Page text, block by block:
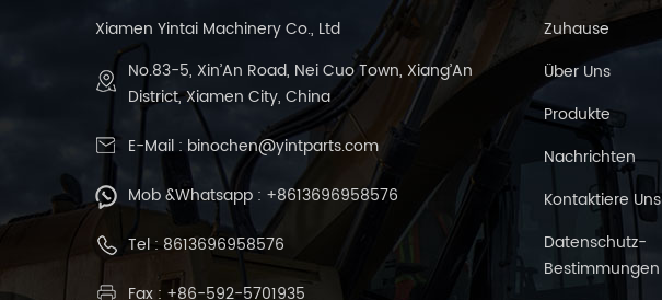
Xiamen Yintai Machinery Co., Ltd
No.83-5, Xin’An Road, Nei Cuo Town, Xiang’An
District, Xiamen City, China
E-Mail : binochen@yintparts.com
Mob &Whatsapp : +8613696958576
Tel :8613696958576
Fax : +86-592-5701935
Zuhause
Über Uns
Produkte
Nachrichten
Kontaktiere Uns
Datenschutz-
Bestimmungen